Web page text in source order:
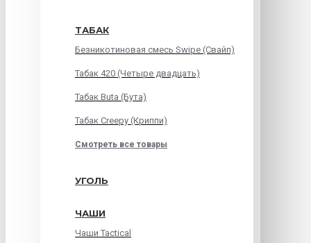
ТАБАК
Безникотиновая смесь Swipe (Свайп)
Табак 420 (Четыре двадцать)
Табак Buta (Бута)
Табак Creepy (Криппи)
Смотреть все товары
УГОЛЬ
ЧАШИ
Чаши Tactical